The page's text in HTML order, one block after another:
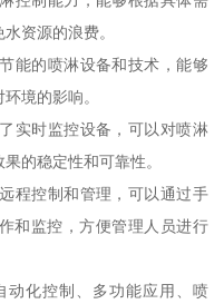
资源的浪费。
能的喷淋设备和技术，能够
境的影响。
实时监控设备，可以对喷淋
的稳定性和可靠性。
程控制和管理，可以通过手
和监控，方便管理人员进行
动化控制、多功能应用、喷